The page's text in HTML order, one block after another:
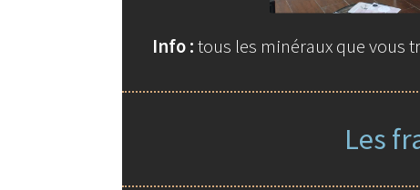
Info :tous les minéraux que vous
Les